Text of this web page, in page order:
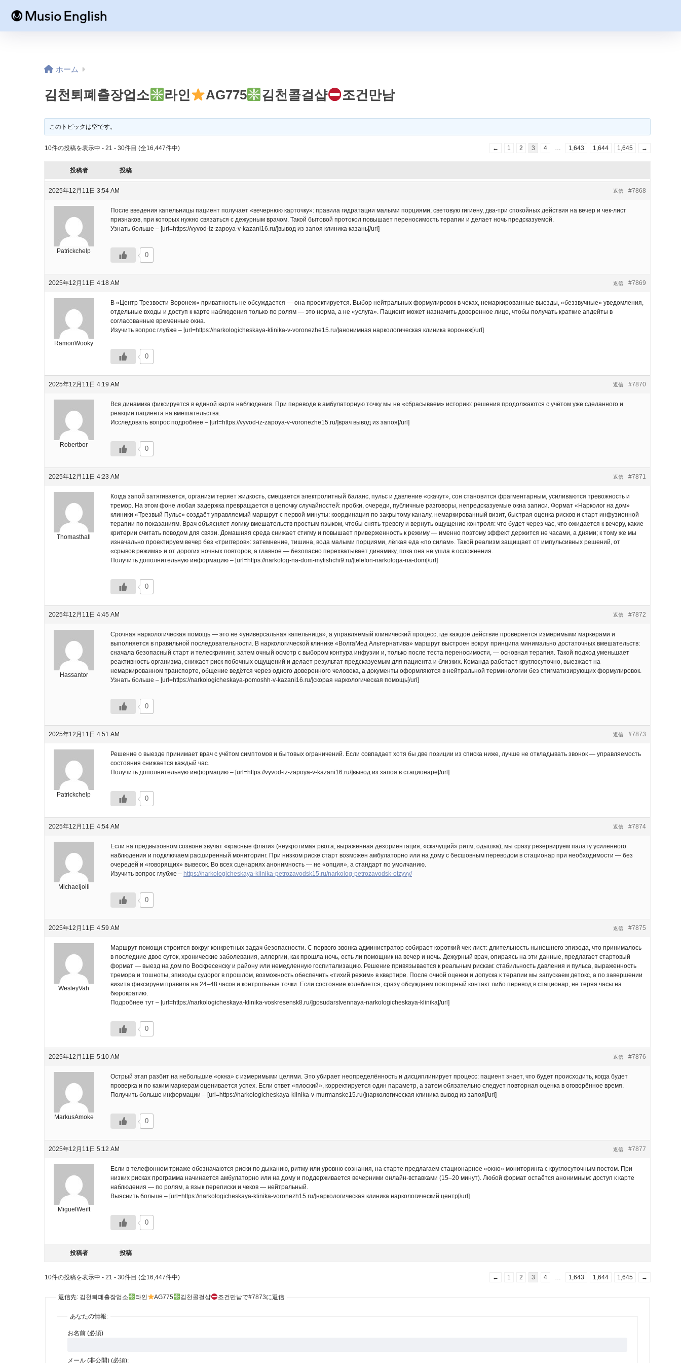
ホーム
김천퇴폐출장업소 라인 AG775 김천콜걸샵 조건만남
このトピックは空です。
10件の投稿を表示中 - 21 - 30件目 (全16,447件中) ← 1 2 3 4 … 1,643 1,644 1,645 →
投稿者 投稿
2025年12月11日 3:54 AM #7868
返信
Patrickchelp
После введения капельницы пациент получает «вечернюю карточку»: правила гидратации малыми порциями, световую гигиену, два-три спокойных действия на вечер и чек-лист
признаков, при которых нужно связаться с дежурным врачом. Такой бытовой протокол повышает переносимость терапии и делает ночь предсказуемой.
Узнать больше – [url=https://vyvod-iz-zapoya-v-kazani16.ru/]вывод из запоя клиника казань[/url]
0
2025年12月11日 4:18 AM #7869
返信
RamonWooky
В «Центр Трезвости Воронеж» приватность не обсуждается — она проектируется. Выбор нейтральных формулировок в чеках, немаркированные выезды, «беззвучные» уведомления,
отдельные входы и доступ к карте наблюдения только по ролям — это норма, а не «услуга». Пациент может назначить доверенное лицо, чтобы получать краткие апдейты в
согласованные временные окна.
Изучить вопрос глубже – [url=https://narkologicheskaya-klinika-v-voronezhe15.ru/]анонимная наркологическая клиника воронеж[/url]
0
2025年12月11日 4:19 AM #7870
返信
Robertbor
Вся динамика фиксируется в единой карте наблюдения. При переводе в амбулаторную точку мы не «сбрасываем» историю: решения продолжаются с учётом уже сделанного и
реакции пациента на вмешательства.
Исследовать вопрос подробнее – [url=https://vyvod-iz-zapoya-v-voronezhe15.ru/]врач вывод из запоя[/url]
0
2025年12月11日 4:23 AM #7871
返信
Thomasthall
Когда запой затягивается, организм теряет жидкость, смещается электролитный баланс, пульс и давление «скачут», сон становится фрагментарным, усиливаются тревожность и
тремор. На этом фоне любая задержка превращается в цепочку случайностей: пробки, очереди, публичные разговоры, непредсказуемые окна записи. Формат «Нарколог на дом»
клиники «Трезвый Пульс» создаёт управляемый маршрут с первой минуты: координация по закрытому каналу, немаркированный визит, быстрая оценка рисков и старт инфузионной
терапии по показаниям. Врач объясняет логику вмешательств простым языком, чтобы снять тревогу и вернуть ощущение контроля: что будет через час, что ожидается к вечеру, какие
критерии считать поводом для связи. Домашняя среда снижает стигму и повышает приверженность к режиму — именно поэтому эффект держится не часами, а днями; к тому же мы
изначально проектируем вечер без «триггеров»: затемнение, тишина, вода малыми порциями, лёгкая еда «по силам». Такой реализм защищает от импульсивных решений, от
«срывов режима» и от дорогих ночных повторов, а главное — безопасно перехватывает динамику, пока она не ушла в осложнения.
Получить дополнительную информацию – [url=https://narkolog-na-dom-mytishchi9.ru/]telefon-narkologa-na-dom[/url]
0
2025年12月11日 4:45 AM #7872
返信
Hassantor
Срочная наркологическая помощь — это не «универсальная капельница», а управляемый клинический процесс, где каждое действие проверяется измеримыми маркерами и
выполняется в правильной последовательности. В наркологической клинике «ВолгаМед Альтернатива» маршрут выстроен вокруг принципа минимально достаточных вмешательств:
сначала безопасный старт и телескрининг, затем очный осмотр с выбором контура инфузии и, только после теста переносимости, — основная терапия. Такой подход уменьшает
реактивность организма, снижает риск побочных ощущений и делает результат предсказуемым для пациента и близких. Команда работает круглосуточно, выезжает на
немаркированном транспорте, общение ведётся через одного доверенного человека, а документы оформляются в нейтральной терминологии без стигматизирующих формулировок.
Узнать больше – [url=https://narkologicheskaya-pomoshh-v-kazani16.ru/]скорая наркологическая помощь[/url]
0
2025年12月11日 4:51 AM #7873
返信
Patrickchelp
Решение о выезде принимает врач с учётом симптомов и бытовых ограничений. Если совпадает хотя бы две позиции из списка ниже, лучше не откладывать звонок — управляемость
состояния снижается каждый час.
Получить дополнительную информацию – [url=https://vyvod-iz-zapoya-v-kazani16.ru/]вывод из запоя в стационаре[/url]
0
2025年12月11日 4:54 AM #7874
返信
Michaeljoili
Если на предвызовном созвоне звучат «красные флаги» (неукротимая рвота, выраженная дезориентация, «скачущий» ритм, одышка), мы сразу резервируем палату усиленного
наблюдения и подключаем расширенный мониторинг. При низком риске старт возможен амбулаторно или на дому с бесшовным переводом в стационар при необходимости — без
очередей и «говорящих» вывесок. Во всех сценариях анонимность — не «опция», а стандарт по умолчанию.
Изучить вопрос глубже – https://narkologicheskaya-klinika-petrozavodsk15.ru/narkolog-petrozavodsk-otzyvy/
0
2025年12月11日 4:59 AM #7875
返信
WesleyVah
Маршрут помощи строится вокруг конкретных задач безопасности. С первого звонка администратор собирает короткий чек-лист: длительность нынешнего эпизода, что принималось
в последние двое суток, хронические заболевания, аллергии, как прошла ночь, есть ли помощник на вечер и ночь. Дежурный врач, опираясь на эти данные, предлагает стартовый
формат — выезд на дом по Воскресенску и району или немедленную госпитализацию. Решение привязывается к реальным рискам: стабильность давления и пульса, выраженность
тремора и тошноты, эпизоды судорог в прошлом, возможность обеспечить «тихий режим» в квартире. После очной оценки и допуска к терапии мы запускаем детокс, а по завершении
визита фиксируем правила на 24–48 часов и контрольные точки. Если состояние колеблется, сразу обсуждаем повторный контакт либо перевод в стационар, не теряя часы на
бюрократию.
Подробнее тут – [url=https://narkologicheskaya-klinika-voskresensk8.ru/]gosudarstvennaya-narkologicheskaya-klinika[/url]
0
2025年12月11日 5:10 AM #7876
返信
MarkusAmoke
Острый этап разбит на небольшие «окна» с измеримыми целями. Это убирает неопределённость и дисциплинирует процесс: пациент знает, что будет происходить, когда будет
проверка и по каким маркерам оценивается успех. Если ответ «плоский», корректируется один параметр, а затем обязательно следует повторная оценка в оговорённое время.
Получить больше информации – [url=https://narkologicheskaya-klinika-v-murmanske15.ru/]наркологическая клиника вывод из запоя[/url]
0
2025年12月11日 5:12 AM #7877
返信
MiguelWeift
Если в телефонном триаже обозначаются риски по дыханию, ритму или уровню сознания, на старте предлагаем стационарное «окно» мониторинга с круглосуточным постом. При
низких рисках программа начинается амбулаторно или на дому и поддерживается вечерними онлайн-вставками (15–20 минут). Любой формат остаётся анонимным: доступ к карте
наблюдения — по ролям, а язык переписки и чеков — нейтральный.
Выяснить больше – [url=https://narkologicheskaya-klinika-voronezh15.ru/]наркологическая клиника наркологический центр[/url]
0
投稿者 投稿
10件の投稿を表示中 - 21 - 30件目 (全16,447件中) ← 1 2 3 4 … 1,643 1,644 1,645 →
返信先: 김천퇴폐출장업소 라인 AG775 김천콜걸샵 조건만남で#7873に返信
あなたの情報:
お名前 (必須)
メール (非公開) (必須):